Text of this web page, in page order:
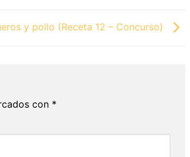
y pollo (Receta 12 – Concurso)
con *